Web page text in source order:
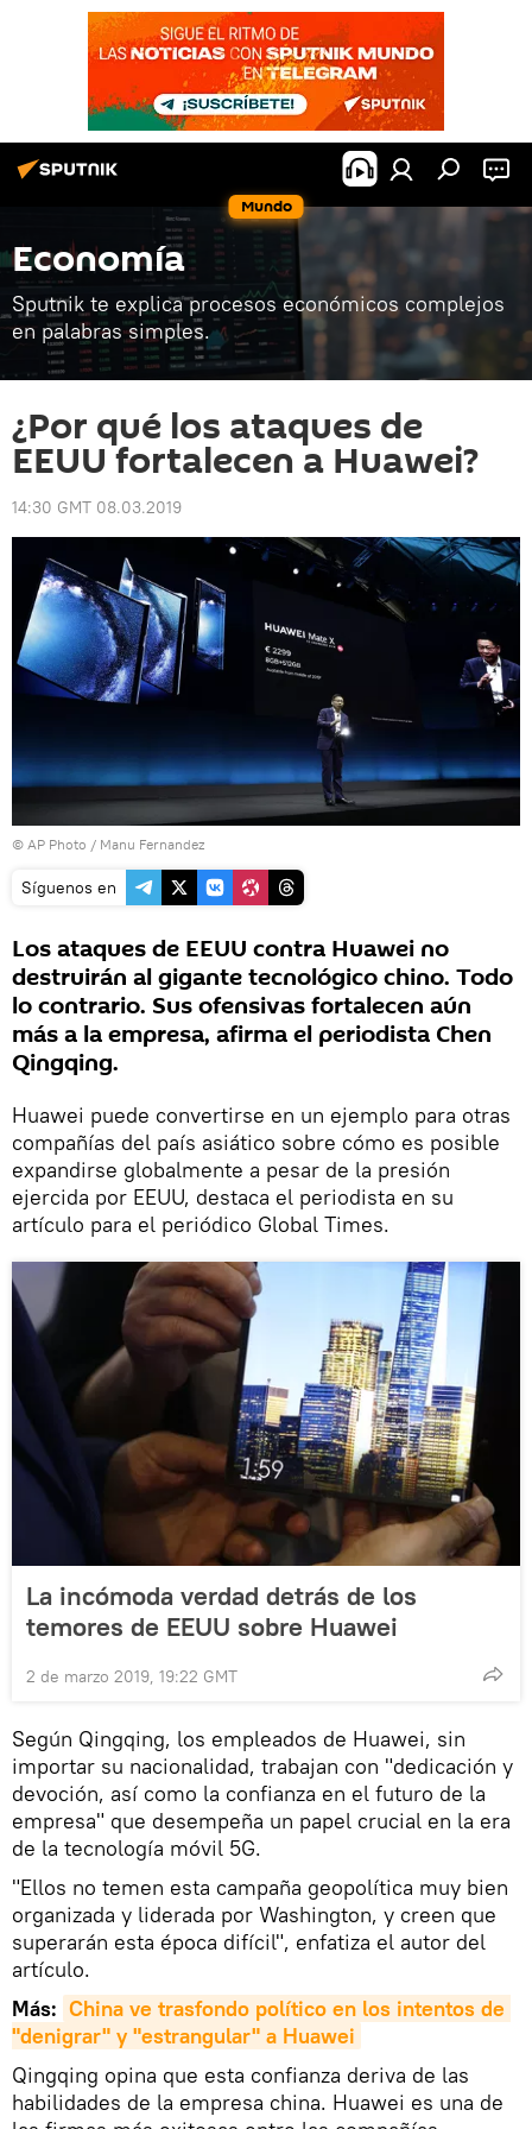
Mundo
Economía
Sputnik te explica procesos económicos complejos
en palabras simples.
¿Por qué los ataques de
EEUU fortalecen a Huawei?
14:30 GMT 08.03.2019
© AP Photo / Manu Fernandez
Síguenos en
Los ataques de EEUU contra Huawei no
destruirán al gigante tecnológico chino. Todo
lo contrario. Sus ofensivas fortalecen aún
más a la empresa, afirma el periodista Chen
Qingqing.
Huawei puede convertirse en un ejemplo para otras
compañías del país asiático sobre cómo es posible
expandirse globalmente a pesar de la presión
ejercida por EEUU, destaca el periodista en su
artículo para el periódico Global Times.
La incómoda verdad detrás de los
temores de EEUU sobre Huawei
2 de marzo 2019, 19:22 GMT
Según Qingqing, los empleados de Huawei, sin
importar su nacionalidad, trabajan con "dedicación y
devoción, así como la confianza en el futuro de la
empresa" que desempeña un papel crucial en la era
de la tecnología móvil 5G.
"Ellos no temen esta campaña geopolítica muy bien
organizada y liderada por Washington, y creen que
superarán esta época difícil", enfatiza el autor del
artículo.
Más: China ve trasfondo político en los intentos de
"denigrar" y "estrangular" a Huawei
Qingqing opina que esta confianza deriva de las
habilidades de la empresa china. Huawei es una de